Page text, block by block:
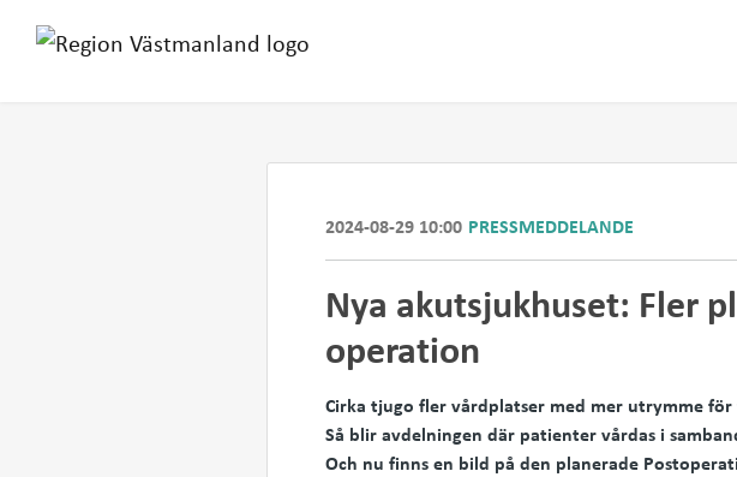
2024-08-29 10:00 PRESSMEDDELANDE
Nya akutsjukhuset: Fler
operation
Cirka tjugo fler vårdplatser med mer utrymme
Så blir avdelningen där patienter vårdas i
Och nu finns en bild på den planerade